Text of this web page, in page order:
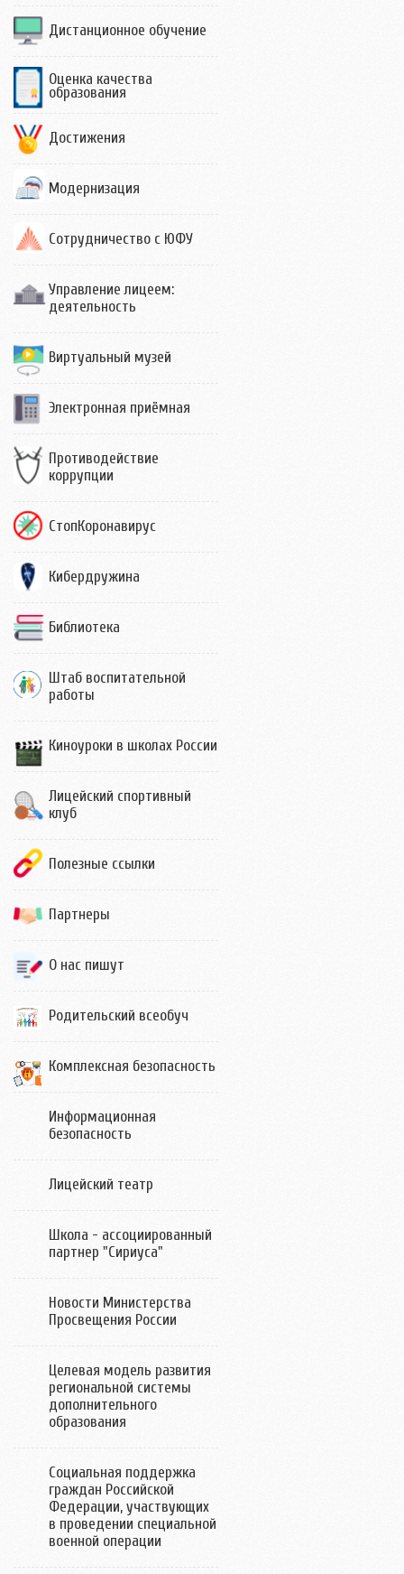
Дистанционное обучение
Оценка качества
образования
Достижения
Модернизация
Сотрудничество с ЮФУ
Управление лицеем:
деятельность
Виртуальный музей
Электронная приёмная
Противодействие
коррупции
СтопКоронавирус
Кибердружина
Библиотека
Штаб воспитательной
работы
Киноуроки в школах России
Лицейский спортивный
клуб
Полезные ссылки
Партнеры
О нас пишут
Родительский всеобуч
Комплексная безопасность
Информационная
безопасность
Лицейский театр
Школа - ассоциированный
партнер "Сириуса"
Новости Министерства
Просвещения России
Целевая модель развития
региональной системы
дополнительного
образования
Социальная поддержка
граждан Российской
Федерации, участвующих
в проведении специальной
военной операции